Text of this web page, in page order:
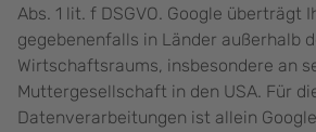
Abs. 1 lit. f DSGVO. Google überträgt
gegebenenfalls in Länder außerhalb
Wirtschaftsraums, insbesondere an
Muttergesellschaft in den USA. Für
Datenverarbeitungen ist allein Google